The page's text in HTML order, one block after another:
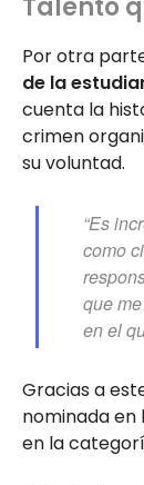
Talento
Por otra
de la
cuenta la
crimen
su voluntad.
“Es
como
que
en el
Gracias a
nominada en
en la